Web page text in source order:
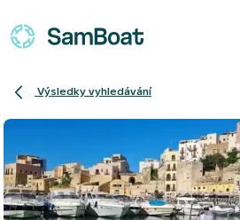
Výsledky vyhledávání